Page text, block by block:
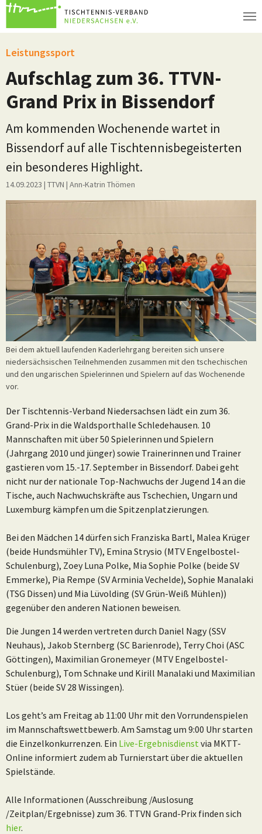
Zum Hauptinhalt springen
Leistungssport
Aufschlag zum 36. TTVN-
Grand Prix in Bissendorf
Am kommenden Wochenende wartet in
Bissendorf auf alle Tischtennisbegeisterten
ein besonderes Highlight.
14.09.2023 | TTVN | Ann-Katrin Thömen
Bei dem aktuell laufenden Kaderlehrgang bereiten sich unsere
niedersächsischen Teilnehmenden zusammen mit den tschechischen
und den ungarischen Spielerinnen und Spielern auf das Wochenende
vor.
Der Tischtennis-Verband Niedersachsen lädt ein zum 36.
Grand-Prix in die Waldsporthalle Schledehausen. 10
Mannschaften mit über 50 Spielerinnen und Spielern
(Jahrgang 2010 und jünger) sowie Trainerinnen und Trainer
gastieren vom 15.-17. September in Bissendorf. Dabei geht
nicht nur der nationale Top-Nachwuchs der Jugend 14 an die
Tische, auch Nachwuchskräfte aus Tschechien, Ungarn und
Luxemburg kämpfen um die Spitzenplatzierungen.
Bei den Mädchen 14 dürfen sich Franziska Bartl, Malea Krüger
(beide Hundsmühler TV), Emina Strysio (MTV Engelbostel-
Schulenburg), Zoey Luna Polke, Mia Sophie Polke (beide SV
Emmerke), Pia Rempe (SV Arminia Vechelde), Sophie Manalaki
(TSG Dissen) und Mia Lüvolding (SV Grün-Weiß Mühlen))
gegenüber den anderen Nationen beweisen.
Die Jungen 14 werden vertreten durch Daniel Nagy (SSV
Neuhaus), Jakob Sternberg (SC Barienrode), Terry Choi (ASC
Göttingen), Maximilian Gronemeyer (MTV Engelbostel-
Schulenburg), Tom Schnake und Kirill Manalaki und Maximilian
Stüer (beide SV 28 Wissingen).
Los geht’s am Freitag ab 11:00 Uhr mit den Vorrundenspielen
im Mannschaftswettbewerb. Am Samstag um 9:00 Uhr starten
die Einzelkonkurrenzen. Ein Live-Ergebnisdienst via MKTT-
Online informiert zudem ab Turnierstart über die aktuellen
Spielstände.
Alle Informationen (Ausschreibung /Auslosung
/Zeitplan/Ergebnisse) zum 36. TTVN Grand-Prix finden sich
hier.